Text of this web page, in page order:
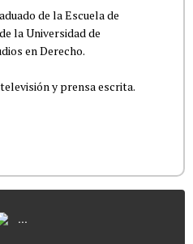
de la Escuela de
la Universidad de
en Derecho.
y prensa escrita.
...